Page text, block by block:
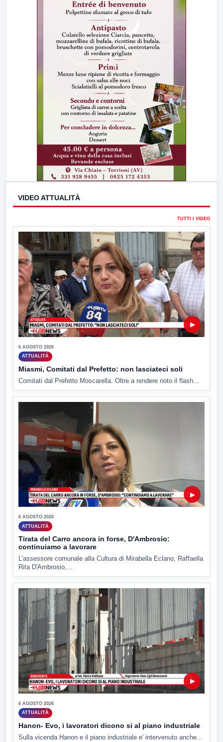
VIDEO ATTUALITÀ
TUTTI I VIDEO
▶
6 AGOSTO 2026
ATTUALITÀ
Miasmi, Comitati dal Prefetto: non lasciateci soli
Comitati dal Prefetto Moscarella. Oltre a rendere noto il flash...
▶
6 AGOSTO 2026
ATTUALITÀ
Tirata del Carro ancora in forse, D'Ambrosio:
continuiamo a lavorare
L'assessore comunale alla Cultura di Mirabella Eclano, Raffaella
Rita D'Ambrosio,...
▶
6 AGOSTO 2026
ATTUALITÀ
Hanon- Evo, i lavoratori dicono si al piano industriale
Sulla vicenda Hanon e il piano industriale e' intervenuto anche...